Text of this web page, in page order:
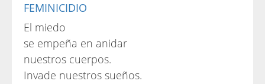
FEMINICIDIO
El miedo
se empeña en anidar
nuestros cuerpos.
Invade nuestros sueños.